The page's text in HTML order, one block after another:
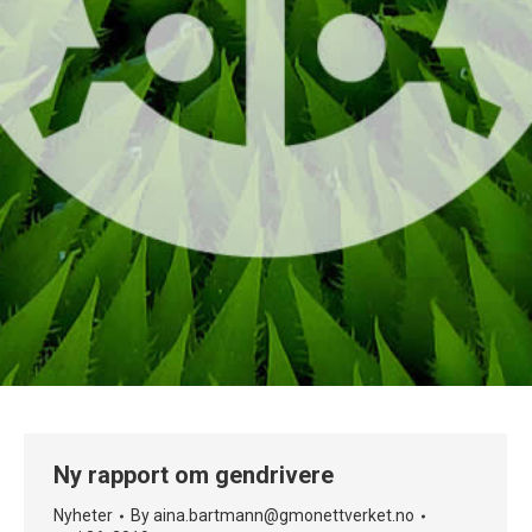
Ny rapport om gendrivere
Nyheter Byaina.bartmann@gmonettverket.no